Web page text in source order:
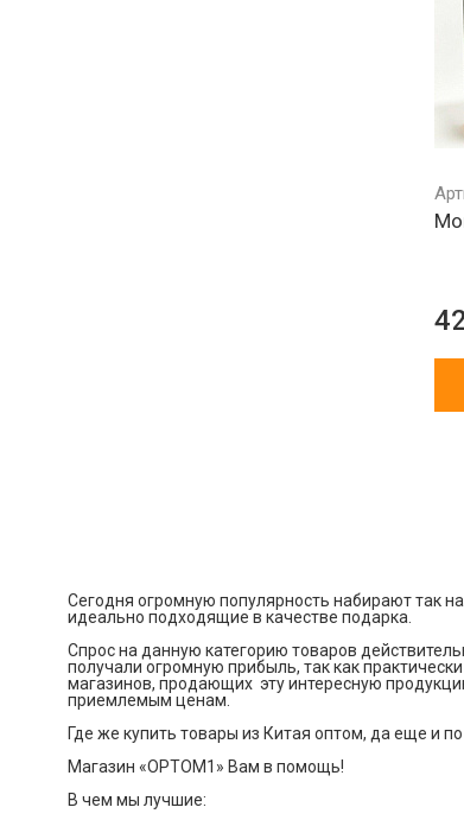
Сегодня огромную популярность набирают так
идеально подходящие в качестве подарка.
Спрос на данную категорию товаров
получали огромную прибыль, так как
магазинов, продающих эту интересную
приемлемым ценам.
Где же купить товары из Китая оптом, да еще и
Магазин «OPTOM1» Вам в помощь!
В чем мы лучшие: